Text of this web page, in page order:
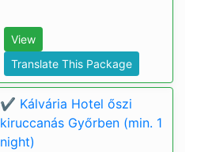
View
Translate This Package
✔️ Kálvária Hotel őszi
kiruccanás Győrben (min. 1
night)